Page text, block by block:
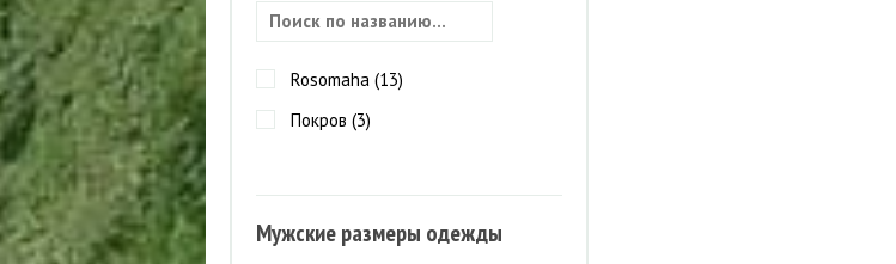
Rosomaha (13)
Покров (3)
Мужские размеры одежды